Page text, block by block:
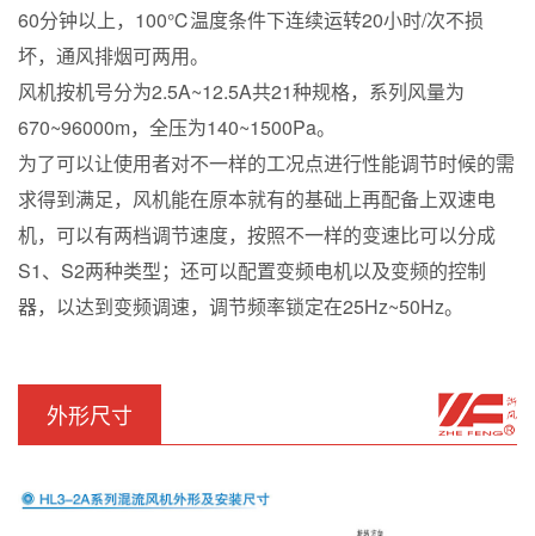
60分钟以上，100℃温度条件下连续运转20小时/次不损
坏，通风排烟可两用。
风机按机号分为2.5A~12.5A共21种规格，系列风量为
670~96000m，全压为140~1500Pa。
为了可以让使用者对不一样的工况点进行性能调节时候的需
求得到满足，风机能在原本就有的基础上再配备上双速电
机，可以有两档调节速度，按照不一样的变速比可以分成
S1、S2两种类型；还可以配置变频电机以及变频的控制
器，以达到变频调速，调节频率锁定在25Hz~50Hz。
外形尺寸